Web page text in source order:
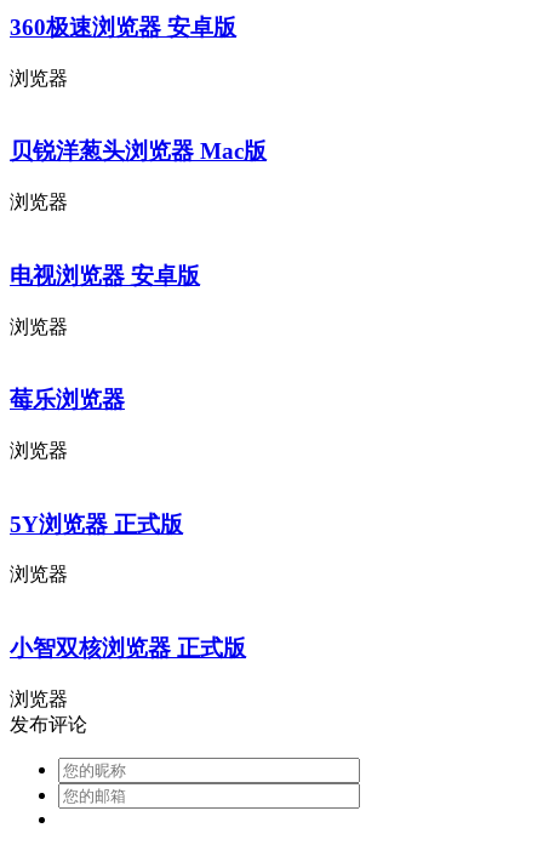
360极速浏览器 安卓版
浏览器
贝锐洋葱头浏览器 Mac版
浏览器
电视浏览器 安卓版
浏览器
莓乐浏览器
浏览器
5Y浏览器 正式版
浏览器
小智双核浏览器 正式版
浏览器
发布评论